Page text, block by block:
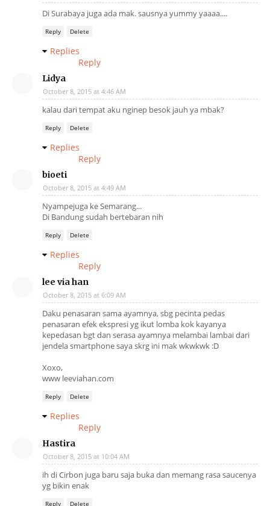
Di Surabaya juga ada mak. sausnya yummy yaaaa....
Reply Delete
Replies
Reply
Lidya
October 8, 2015 at 4:46 AM
kalau dari tempat aku nginep besok jauh ya mbak?
Reply Delete
Replies
Reply
bioeti
October 8, 2015 at 4:49 AM
Nyampejuga ke Semarang...
Di Bandung sudah bertebaran nih
Reply Delete
Replies
Reply
lee via han
October 8, 2015 at 6:09 AM
Daku penasaran sama ayamnya, sbg pecinta pedas
penasaran efek ekspresi yg ikut lomba kok kayanya
kepedasan bgt dan serasa ayamnya melambai lambai dari
jendela smartphone saya skrg ini mak wkwkwk :D
Xoxo,
www leeviahan.com
Reply Delete
Replies
Reply
Hastira
October 8, 2015 at 10:04 AM
ih di Cirbon juga baru saja buka dan memang rasa saucenya
yg bikin enak
Reply Delete